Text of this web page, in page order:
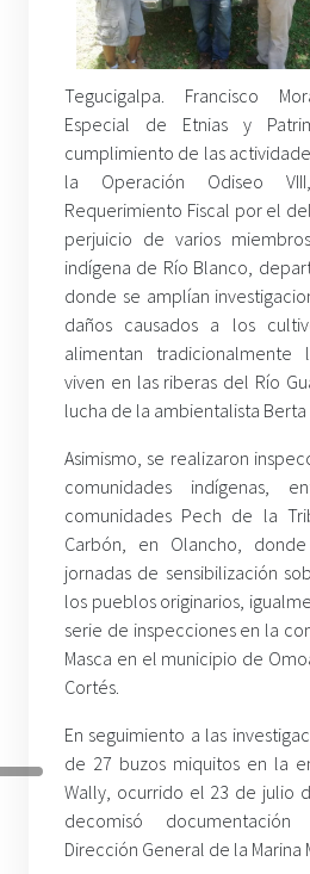
Tegucigalpa. Francisco
Especial de Etnias y
cumplimiento de las
la Operación Odiseo
Requerimiento Fiscal por el
perjuicio de varios
indígena de Río Blanco,
donde se amplían
daños causados a los
alimentan tradicionalmente
viven en las riberas del Río
lucha de la ambientalista Berta
Asimismo, se realizaron
comunidades indígenas,
comunidades Pech de la
Carbón, en Olancho,
jornadas de sensibilización
los pueblos originarios,
serie de inspecciones en la
Masca en el municipio de
Cortés.
En seguimiento a las
de 27 buzos miquitos en la
Wally, ocurrido el 23 de julio
decomisó
Dirección General de la Marina